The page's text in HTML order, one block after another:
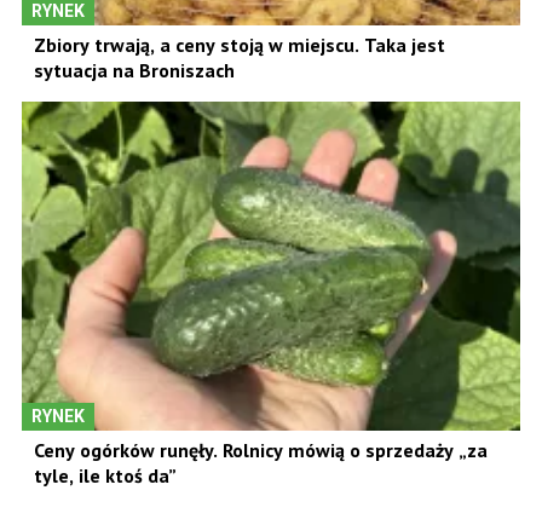
RYNEK
Zbiory trwają, a ceny stoją w miejscu. Taka jest
sytuacja na Broniszach
RYNEK
Ceny ogórków runęły. Rolnicy mówią o sprzedaży „za
tyle, ile ktoś da”